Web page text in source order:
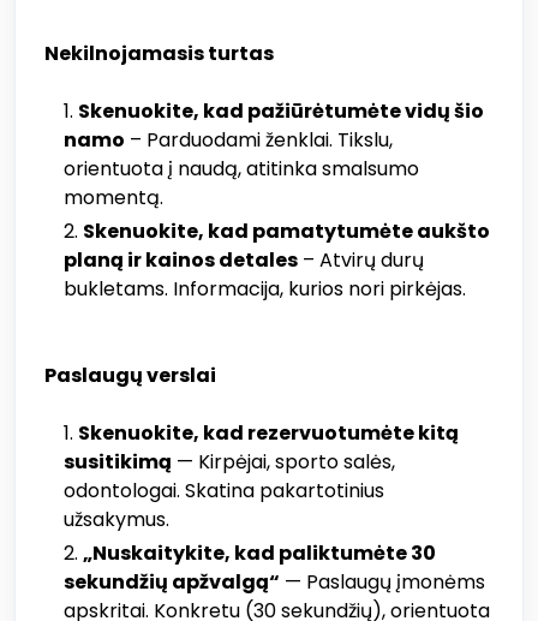
Nekilnojamasis turtas
Skenuokite, kad pažiūrėtumėte vidų šio
namo – Parduodami ženklai. Tikslu,
orientuota į naudą, atitinka smalsumo
momentą.
Skenuokite, kad pamatytumėte aukšto
planą ir kainos detales – Atvirų durų
bukletams. Informacija, kurios nori pirkėjas.
Paslaugų verslai
Skenuokite, kad rezervuotumėte kitą
susitikimą — Kirpėjai, sporto salės,
odontologai. Skatina pakartotinius
užsakymus.
„Nuskaitykite, kad paliktumėte 30
sekundžių apžvalgą“ — Paslaugų įmonėms
apskritai. Konkretu (30 sekundžių), orientuota